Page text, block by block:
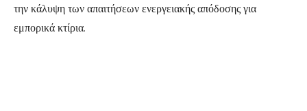
την κάλυψη των απαιτήσεων ενεργειακής απόδοσης για
εμπορικά κτίρια.